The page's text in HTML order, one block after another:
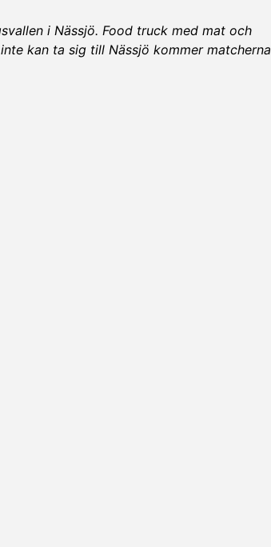
i Nässjö. Food truck med mat och
kan ta sig till Nässjö kommer matcherna